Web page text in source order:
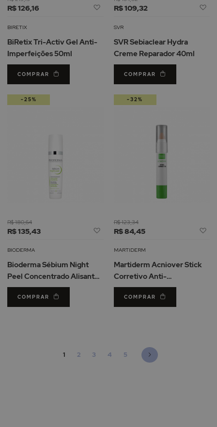
R$ 126,16
Adicionar
Lista
Desejos
BIRETIX
BiRetix Tri-Activ Gel Anti-
Imperfeições 50ml
COMPRAR
R$ 109,32
SVR
SVR Sebiaclear Hydra
Creme Reparador 40ml
COMPRAR
R$ 135,43
R$ 180,64
Adicionar
Lista
Desejos
BIODERMA
Bioderma Sébium Night
Peel Concentrado Alisante
Aperfeiçoador 40ml
COMPRAR
-25%
R$ 84,45
R$ 123,34
MARTIDERM
Martiderm Acniover Stick
Corretivo Anti-
Imperfeições 15gr
COMPRAR
-32%
Página
Está de momento a ler a página
1 Página
2 Página
3 Página
4 Página
5 Página
Seguinte